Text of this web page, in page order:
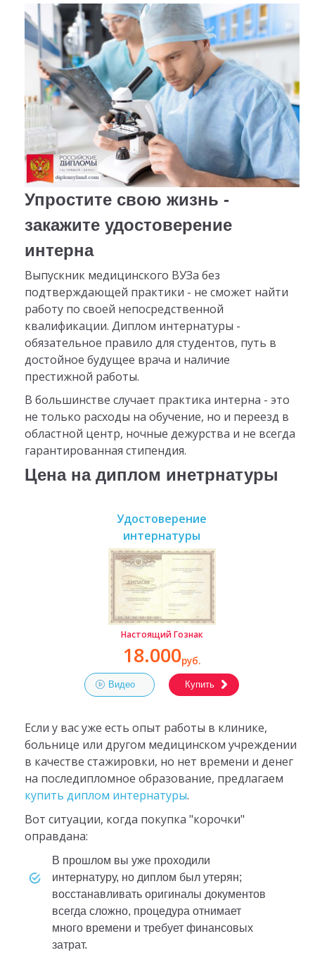
Упростите свою жизнь -
закажите удостоверение
интерна
Выпускник медицинского ВУЗа без
подтверждающей практики - не сможет найти
работу по своей непосредственной
квалификации. Диплом интернатуры -
обязательное правило для студентов, путь в
достойное будущее врача и наличие
престижной работы.
В большинстве случает практика интерна - это
не только расходы на обучение, но и переезд в
областной центр, ночные дежурства и не всегда
гарантированная стипендия.
Цена на диплом инетрнатуры
Удостоверение
интернатуры
Настоящий Гознак
18.000руб.
Видео Купить
Если у вас уже есть опыт работы в клинике,
больнице или другом медицинском учреждении
в качестве стажировки, но нет времени и денег
на последипломное образование, предлагаем
купить диплом интернатуры.
Вот ситуации, когда покупка "корочки"
оправдана:
в прошлом вы уже проходили
интернатуру, но диплом был утерян;
восстанавливать оригиналы документов
всегда сложно, процедура отнимает
много времени и требует финансовых
затрат.